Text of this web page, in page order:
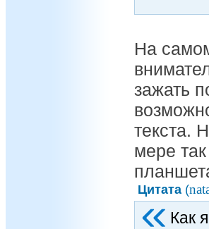
На
зажать
текста.
мере
Цитата (
Как